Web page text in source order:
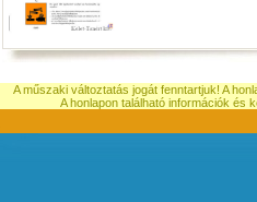
A műszaki változtatás jogát fenntartjuk! A
A honlapon található információk és